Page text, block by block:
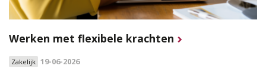
Werken met flexibele krachten
Zakelijk 19-06-2026